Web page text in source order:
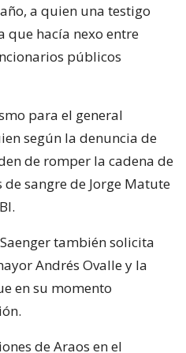
a quien una testigo
que hacía nexo entre
públicos
para el general
según la denuncia de
de romper la cadena de
sangre de Jorge Matute
también solicita
Andrés Ovalle y la
en su momento
de Araos en el